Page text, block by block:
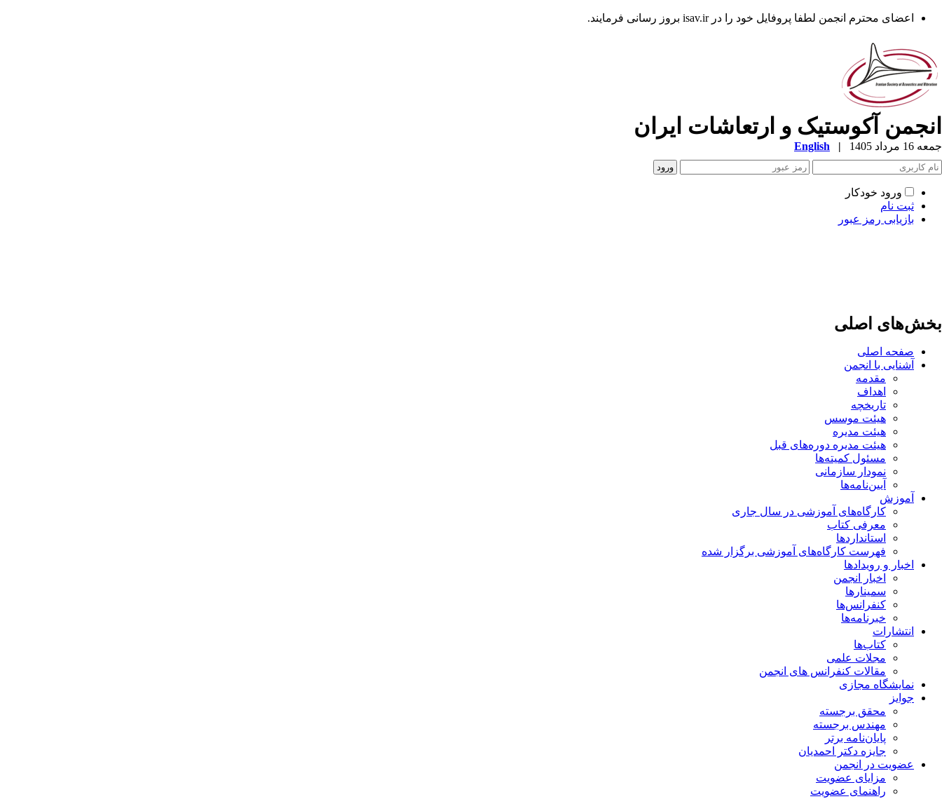
اعضای محترم انجمن لطفا پروفایل خود را در isav.ir بروز رسانی فرمایند.
انجمن آکوستیک و ارتعاشات ایران
جمعه 16 مرداد 1405 |
English
ورود خودکار
ثبت نام
بازیابی رمز عبور
بخش‌های اصلی
صفحه اصلی
آشنایی با انجمن
مقدمه
اهداف
تاریخچه
هیئت موسس
هیئت مدیره
هیئت مدیره دوره‌های قبل
مسئول کمیته‌ها
نمودار سازمانی
آیین‌نامه‌ها
آموزش
کارگاه‌های آموزشی در سال جاری
معرفی کتاب
استانداردها
فهرست کارگاه‌های آموزشی برگزار شده
اخبار و رویدادها
اخبار انجمن
سمینارها
کنفرانس‌ها
خبرنامه‌ها
انتشارات
کتاب‌ها
مجلات علمی
مقالات کنفرانس های انجمن
نمایشگاه مجازی
جوایز
محقق برجسته
مهندس برجسته
پایان‌نامه برتر
جایزه دکتر احمدیان
عضویت در انجمن
مزایای عضویت
راهنمای عضویت